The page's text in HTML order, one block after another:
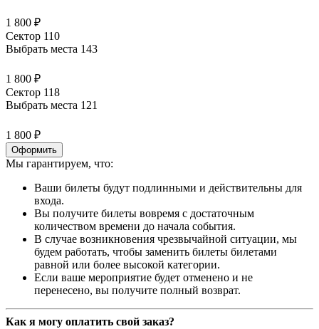
1 800 ₽
Сектор 110
Выбрать места 143
1 800 ₽
Сектор 118
Выбрать места 121
1 800 ₽
Оформить
Мы гарантируем, что:
Ваши билеты будут подлинными и действительны для
входа.
Вы получите билеты вовремя с достаточным
количеством времени до начала события.
В случае возникновения чрезвычайной ситуации, мы
будем работать, чтобы заменить билеты билетами
равной или более высокой категории.
Если ваше мероприятие будет отменено и не
перенесено, вы получите полный возврат.
Как я могу оплатить свой заказ?